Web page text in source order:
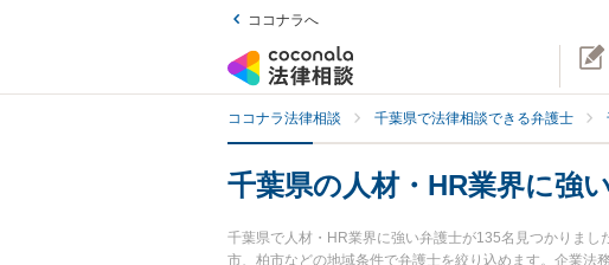
ココナラへ
ココナラ法律相談 千葉県で法律相談できる弁護士
千葉県の人材・HR業界に強
千葉県で人材・HR業界に強い弁護士が135名見つかりま
市、柏市などの地域条件で弁護士を絞り込めます。企業法